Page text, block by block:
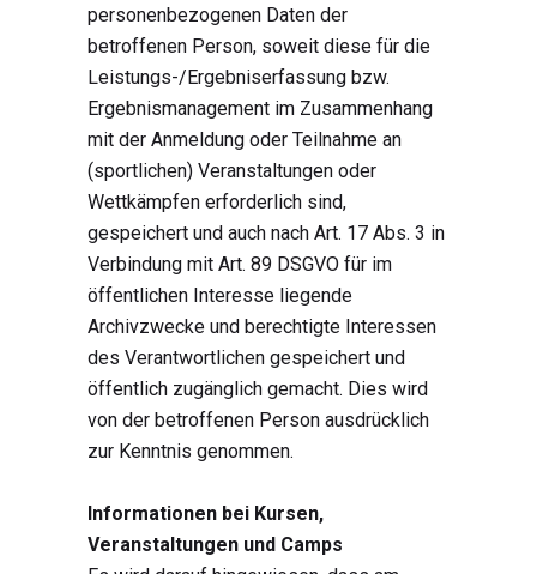
personenbezogenen Daten der
betroffenen Person, soweit diese für die
Leistungs-/Ergebniserfassung bzw.
Ergebnismanagement im Zusammenhang
mit der Anmeldung oder Teilnahme an
(sportlichen) Veranstaltungen oder
Wettkämpfen erforderlich sind,
gespeichert und auch nach Art. 17 Abs. 3 in
Verbindung mit Art. 89 DSGVO für im
öffentlichen Interesse liegende
Archivzwecke und berechtigte Interessen
des Verantwortlichen gespeichert und
öffentlich zugänglich gemacht. Dies wird
von der betroffenen Person ausdrücklich
zur Kenntnis genommen.
Informationen bei Kursen,
Veranstaltungen und Camps